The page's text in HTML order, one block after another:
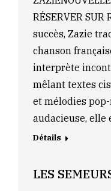
RÉSERVER
succès, Zazie
chanson
interprète
mêlant textes
et mélodies
audacieuse, elle
Détails
LES